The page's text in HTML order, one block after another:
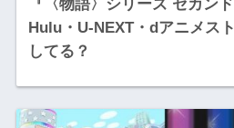
『〈物語〉シリーズ セカン
Hulu・U-NEXT・dアニメス
してる？